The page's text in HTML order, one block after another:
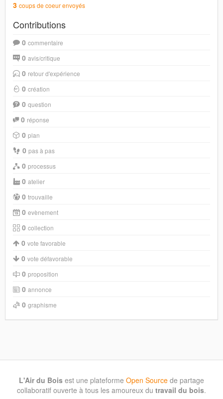
3 coups de coeur envoyés
Contributions
0 commentaire
0 avis/critique
0 retour d'expérience
0 création
0 question
0 réponse
0 plan
0 pas à pas
0 processus
0 atelier
0 trouvaille
0 evènement
0 collection
0 vote favorable
0 vote défavorable
0 proposition
0 annonce
0 graphisme
L'Air du Bois est une plateforme Open Source de partage
collaboratif ouverte à tous les amoureux du travail du bois.